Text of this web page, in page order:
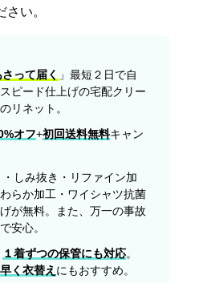
い。
さって届く 」最短２日で自
ピード仕上げの宅配クリー
リネット。
オフ+初回送料無料キャン
しみ抜き・リファイン加
らか加工・ワイシャツ抗菌
が無料。また、万一の事故
安心。
１着ずつの保管にも対応。
く衣替え にもおすすめ。